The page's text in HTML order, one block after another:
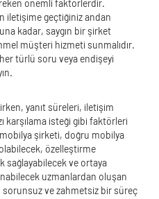
önemli faktörlerdir.
iletişime geçtiğiniz andan
kadar, saygın bir şirket
müşteri hizmeti sunmalıdır.
her türlü soru veya endişeyi
yanıt süreleri, iletişim
karşılama isteği gibi faktörleri
şirketi, doğru mobilya
olabilecek, özelleştirme
sağlayabilecek ve ortaya
uzmanlardan oluşan
sorunsuz ve zahmetsiz bir süreç